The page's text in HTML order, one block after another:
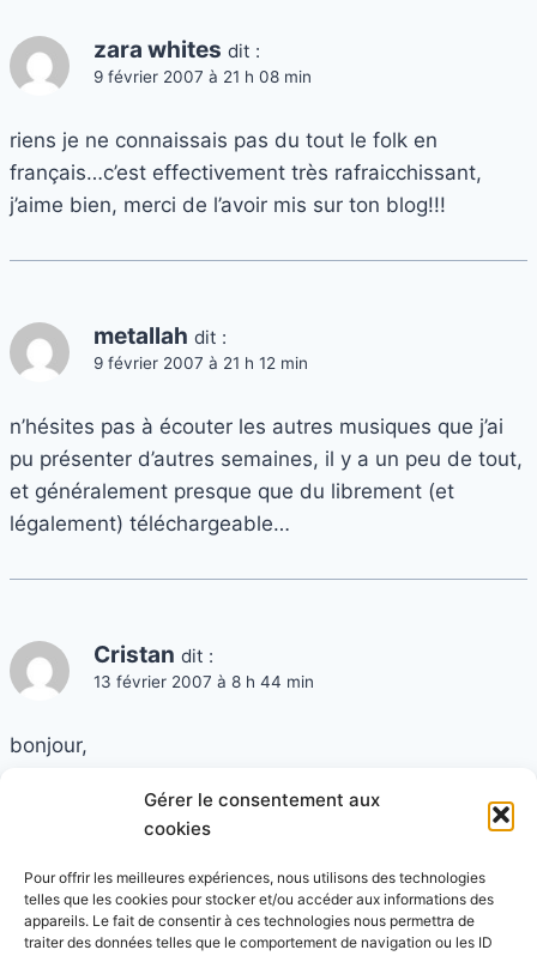
Gérer le consentement aux
cookies
Pour offrir les meilleures expériences, nous utilisons des technologies
telles que les cookies pour stocker et/ou accéder aux informations des
appareils. Le fait de consentir à ces technologies nous permettra de
traiter des données telles que le comportement de navigation ou les ID
zara whites dit :
9 février 2007 à 21 h 08 min
riens je ne connaissais pas du tout le folk en
français…c’est effectivement très rafraicchissant,
j’aime bien, merci de l’avoir mis sur ton blog!!!
metallah dit :
9 février 2007 à 21 h 12 min
n’hésites pas à écouter les autres musiques que j’ai
pu présenter d’autres semaines, il y a un peu de tout,
et généralement presque que du librement (et
légalement) téléchargeable…
Cristan dit :
13 février 2007 à 8 h 44 min
bonjour,
aussi de l’écoute des chansons.
Tu dis qu’il manque plus qu’un feu de bois,
dis moi ce qu’il manque cela pourrait
m’aider à l’avenir. musicalement Cristan